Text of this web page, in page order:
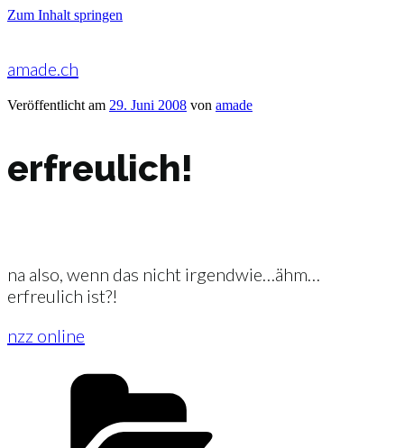
Zum Inhalt springen
amade.ch
Veröffentlicht am 29. Juni 2008 von amade
erfreulich!
na also, wenn das nicht irgendwie…ähm…
erfreulich ist?!
nzz online